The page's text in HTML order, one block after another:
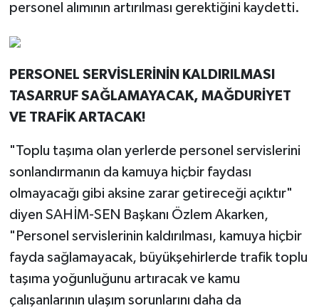
personel alımının artırılması gerektiğini kaydetti.
PERSONEL SERVİSLERİNİN KALDIRILMASI
TASARRUF SAĞLAMAYACAK, MAĞDURİYET
VE TRAFİK ARTACAK!
"Toplu taşıma olan yerlerde personel servislerini
sonlandırmanın da kamuya hiçbir faydası
olmayacağı gibi aksine zarar getireceği açıktır"
diyen SAHİM-SEN Başkanı Özlem Akarken,
"Personel servislerinin kaldırılması, kamuya hiçbir
fayda sağlamayacak, büyükşehirlerde trafik toplu
taşıma yoğunluğunu artıracak ve kamu
çalışanlarının ulaşım sorunlarını daha da